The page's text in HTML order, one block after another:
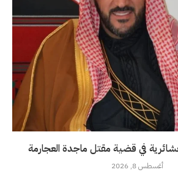
في قضية مقتل ماجدة العجارمة
أغسطس 8, 2026